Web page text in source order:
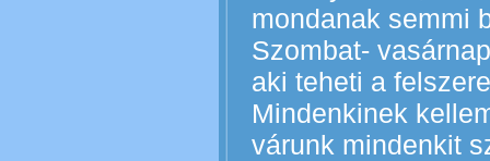
mondanak semmi
Szombat-
aki teheti a
Mindenkinek
várunk mindenkit